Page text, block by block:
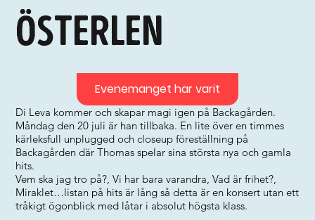
Österlen
Di Leva kommer och skapar magi igen på Backagården.
Måndag den 20 juli är han tillbaka. En lite över en timmes
kärleksfull unplugged och closeup föreställning på
Backagården där Thomas spelar sina största nya och gamla
hits.
Vem ska jag tro på?, Vi har bara varandra, Vad är frihet?,
Miraklet…listan på hits är lång så detta är en konsert utan ett
tråkigt ögonblick med låtar i absolut högsta klass.
Evenemanget har varit